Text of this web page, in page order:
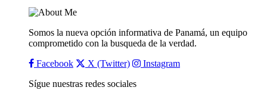
Somos la nueva opción informativa de Panamá, un equipo
comprometido con la busqueda de la verdad.
Facebook
X (Twitter)
Instagram
Sígue nuestras redes sociales